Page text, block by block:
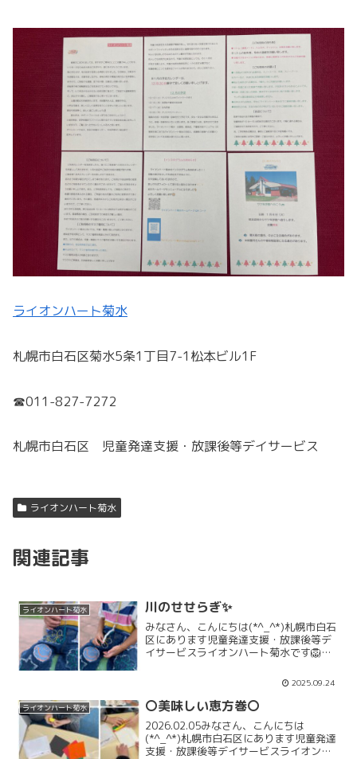
ライオンハート菊水
札幌市白石区菊水5条1丁目7-1松本ビル1F
☎011-827-7272
札幌市白石区 児童発達支援・放課後等デイサービス
ライオンハート菊水
関連記事
ライオンハート菊水 川のせせらぎ✨
みなさん、こんにちは(*^_^*)札幌市白石
区にあります児童発達支援・放課後等デ
イサービスライオンハート菊水です🦁お
でお散歩に行きました。お散歩中の休憩
タイムに、豊平川のせせらぎを聞きなが
ら癒しの時間にも...
2025.09.24
ライオンハート菊水 〇美味しい恵方巻〇
2026.02.05みなさん、こんにちは
(*^_^*)札幌市白石区にあります児童発達
支援・放課後等デイサービスライオンハ